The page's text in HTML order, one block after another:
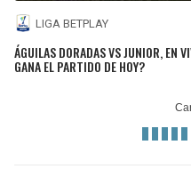
LIGA BETPLAY
ÁGUILAS DORADAS VS JUNIOR, EN
GANA EL PARTIDO DE HOY?